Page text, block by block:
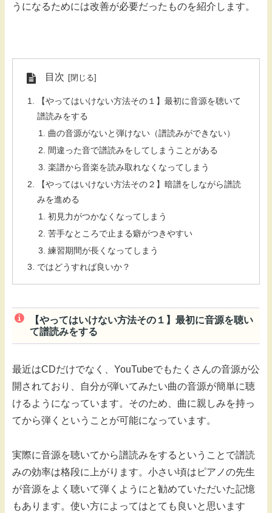
うになるためには改善が必要だったものを紹介します。
目次
【やってはいけない方法その１】最初に音源を聴いて
譜読みをする
曲の音源がないと弾けない（譜読みができない）
間違った音で譜読みをしてしまうことがある
楽譜から音楽を読み取れなくなってしまう
【やってはいけない方法その２】暗譜をしながら譜読
みを進める
初見力がつかなくなってしまう
苦手なところで止まる癖がつきやすい
練習期間が長くなってしまう
ではどうすれば良いか？
【やってはいけない方法その１】最初に音源を聴い
て譜読みをする
最近はCDだけでなく、YouTubeでもたくさんの音源が公
開されており、自分が弾いてみたい曲の音源が簡単に聴
けるようになっています。そのため、曲に親しみを持っ
てから弾くということが可能になっています。
実際に音源を聴いてから譜読みをするということで譜読
みの効率は格段に上がります。小さい頃はピアノの先生
が音源をよく聴いて弾くようにと勧めていただいた記憶
もあります。使い方によってはとても良いと思います